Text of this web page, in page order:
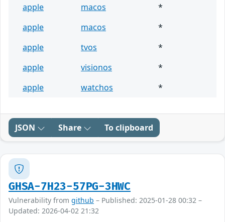
apple
macos
*
apple
macos
*
apple
tvos
*
apple
visionos
*
apple
watchos *
JSON Share To clipboard
GHSA-7H23-57PG-3HWC
Vulnerability from github – Published: 2025-01-28 00:32 –
Updated: 2026-04-02 21:32